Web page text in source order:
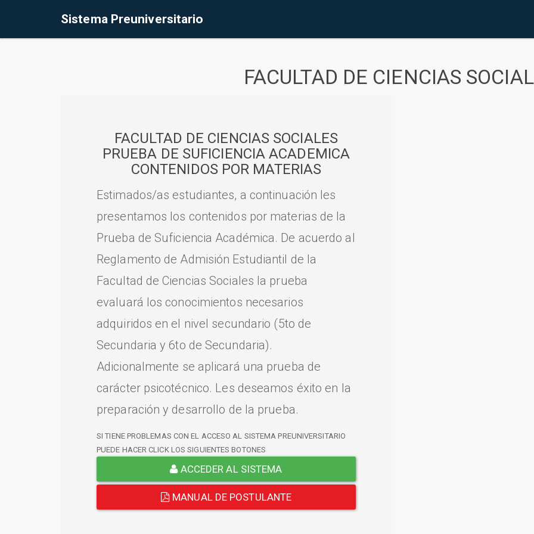
Sistema Preuniversitario
FACULTAD DE CIENCIAS
FACULTAD DE CIENCIAS SOCIALES
PRUEBA DE SUFICIENCIA ACADEMICA
CONTENIDOS POR MATERIAS
Estimados/as estudiantes, a continuación les
presentamos los contenidos por materias de la
Prueba de Suficiencia Académica. De acuerdo al
Reglamento de Admisión Estudiantil de la
Facultad de Ciencias Sociales la prueba
evaluará los conocimientos necesarios
adquiridos en el nivel secundario (5to de
Secundaria y 6to de Secundaria).
Adicionalmente se aplicará una prueba de
carácter psicotécnico. Les deseamos éxito en la
preparación y desarrollo de la prueba.
SI TIENE PROBLEMAS CON EL ACCESO AL SISTEMA PREUNIVERSITARIO
PUEDE HACER CLICK LOS SIGUIENTES BOTONES
ACCEDER AL SISTEMA
MANUAL DE POSTULANTE